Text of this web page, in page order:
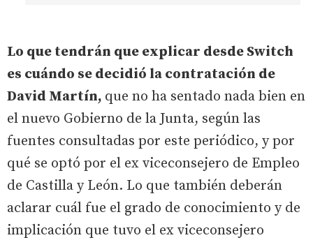
Lo que tendrán que explicar desde Switch
es cuándo se decidió la contratación de
David Martín, que no ha sentado nada bien en
el nuevo Gobierno de la Junta, según las
fuentes consultadas por este periódico, y por
qué se optó por el ex viceconsejero de Empleo
de Castilla y León. Lo que también deberán
aclarar cuál fue el grado de conocimiento y de
implicación que tuvo el ex viceconsejero